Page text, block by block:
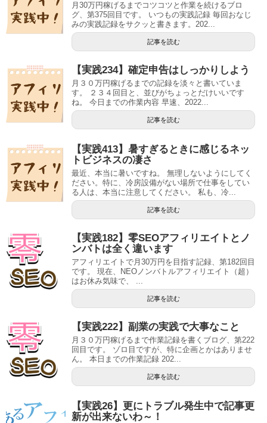
月30万円稼げるまでコツコツと作業を続けるブロ
グ、第375回目です。 いつもの実践記録 毎回おなじ
みの実践記録をサクッと書きます。202...
記事を読む
【実践234】確定申告はしっかりしよう
月３０万円稼げるまでの記録を淡々と書いていま
す。 ２３４回目と、並びがちょっとだけいいです
ね。 今日までの作業内容 早速、2022...
記事を読む
【実践413】暑すぎるときに感じるネッ
トビジネスの凄さ
最近、本当に暑いですね。 無理しないようにしてく
ださい。特に、冷房設備がない場所で仕事をしてい
る人は、本当に注意してください。 私も、冷...
記事を読む
【実践182】零SEOアフィリエイトとノ
ンバトは全く違います
アフィリエイトで月30万円を目指す記録、第182回目
です。 現在、NEOノンバトルアフィリエイト（超）
はお休み気味で、 ...
記事を読む
【実践222】副業の実践で大事なこと
月３０万円稼げるまで作業記録を書くブログ、第222
回目です。 ゾロ目ですが、特に企画とかはありませ
ん。 本日までの作業記録 202...
記事を読む
【実践26】更にトラブル発生中で記事更
新が出来ないわ～！